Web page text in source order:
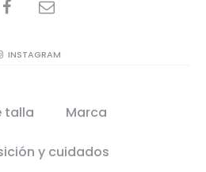
SHARE
INSTAGRAM
talla Marca
y cuidados